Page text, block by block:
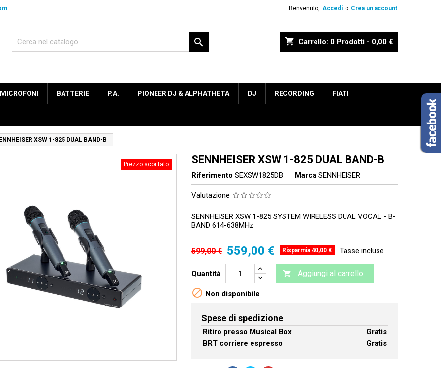
Benvenuto, Accedi o Crea un account
shopping_cart Carrello: 0 Prodotti - 0,00 €

MICROFONI BATTERIE P.A. PIONEER DJ & ALPHATHETA DJ RECORDING FIATI
XSW 1-825 DUAL BAND-B
Prezzo scontato SENNHEISER XSW 1-825 DUAL BAND-B
Riferimento SEXSW1825DB Marca SENNHEISER
Valutazione
SENNHEISER XSW 1-825 SYSTEM WIRELESS DUAL VOCAL - B-
BAND 614-638MHz
599,00 € 559,00 € Risparmia 40,00 € Tasse incluse
Quantità  Aggiungi al carrello
 Non disponibile
Spese di spedizione
Ritiro presso Musical Box
Gratis
BRT corriere espresso
Gratis